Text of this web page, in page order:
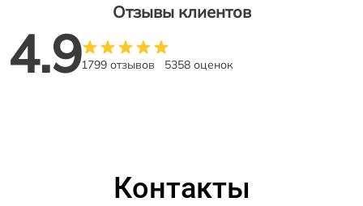
Отзывы клиентов
4.91799 отзывов 5358 оценок
Контакты